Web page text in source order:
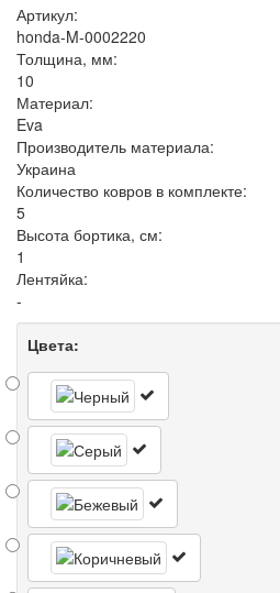
Артикул:
honda-M-0002220
Толщина, мм:
10
Материал:
Eva
Производитель материала:
Украина
Количество ковров в комплекте:
5
Высота бортика, см:
1
Лентяйка:
-
Цвета: